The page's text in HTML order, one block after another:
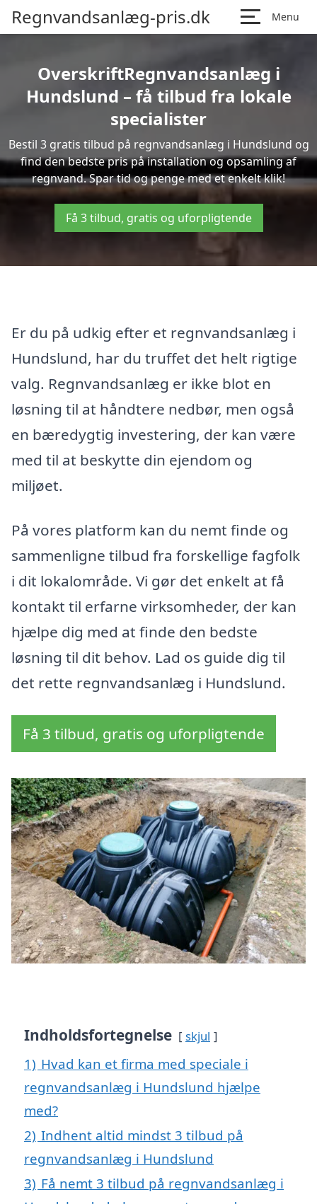
Regnvandsanlæg-pris.dk Menu
OverskriftRegnvandsanlæg i
Hundslund – få tilbud fra lokale
specialister
Bestil 3 gratis tilbud på regnvandsanlæg i Hundslund og
find den bedste pris på installation og opsamling af
regnvand. Spar tid og penge med et enkelt klik!
Få 3 tilbud, gratis og uforpligtende
Er du på udkig efter et regnvandsanlæg i
Hundslund, har du truffet det helt rigtige
valg. Regnvandsanlæg er ikke blot en
løsning til at håndtere nedbør, men også
en bæredygtig investering, der kan være
med til at beskytte din ejendom og
miljøet.
På vores platform kan du nemt finde og
sammenligne tilbud fra forskellige fagfolk
i dit lokalområde. Vi gør det enkelt at få
kontakt til erfarne virksomheder, der kan
hjælpe dig med at finde den bedste
løsning til dit behov. Lad os guide dig til
det rette regnvandsanlæg i Hundslund.
Få 3 tilbud, gratis og uforpligtende
Indholdsfortegnelse skjul
1) Hvad kan et firma med speciale i
regnvandsanlæg i Hundslund hjælpe
med?
2) Indhent altid mindst 3 tilbud på
regnvandsanlæg i Hundslund
3) Få nemt 3 tilbud på regnvandsanlæg i